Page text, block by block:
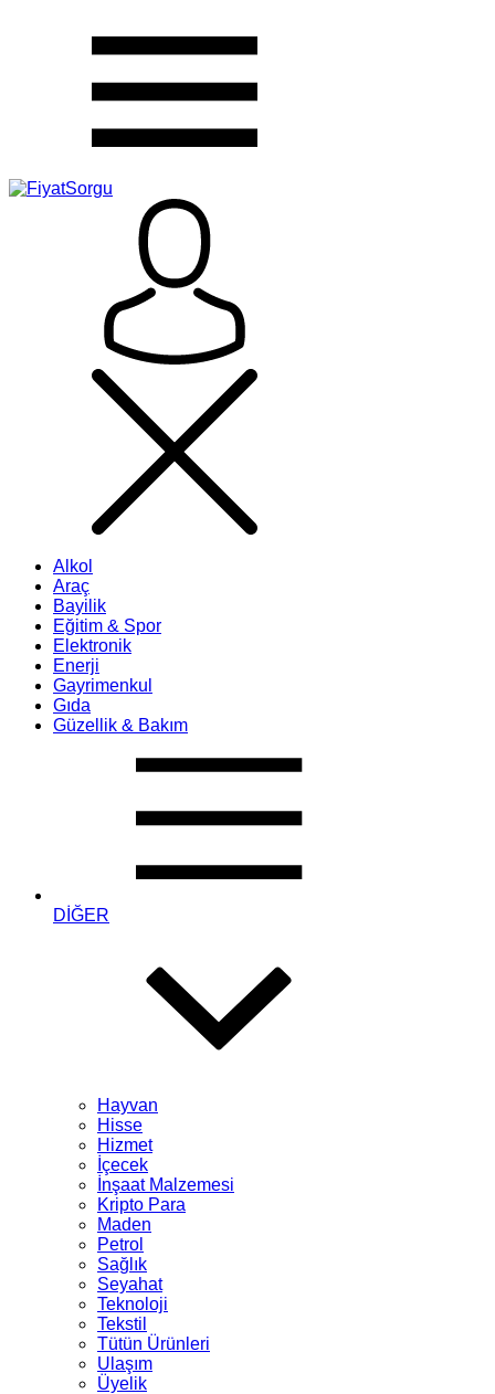
Alkol
Araç
Bayilik
Eğitim & Spor
Elektronik
Enerji
Gayrimenkul
Gıda
Güzellik & Bakım
DİĞER
Hayvan
Hisse
Hizmet
İçecek
İnşaat Malzemesi
Kripto Para
Maden
Petrol
Sağlık
Seyahat
Teknoloji
Tekstil
Tütün Ürünleri
Ulaşım
Üyelik